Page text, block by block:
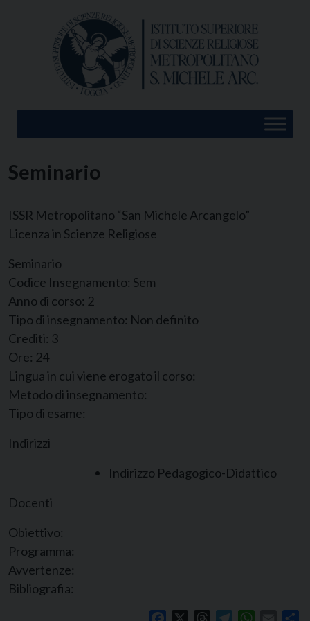
Seminario
ISSR Metropolitano “San Michele Arcangelo”
Licenza in Scienze Religiose
Seminario
Codice Insegnamento: Sem
Anno di corso: 2
Tipo di insegnamento: Non definito
Crediti: 3
Ore: 24
Lingua in cui viene erogato il corso:
Metodo di insegnamento:
Tipo di esame:
Indirizzi
Indirizzo Pedagogico-Didattico
Docenti
Obiettivo:
Programma:
Avvertenze:
Bibliografia:
Facebook ThreadsTelegramWhatsApp
Email